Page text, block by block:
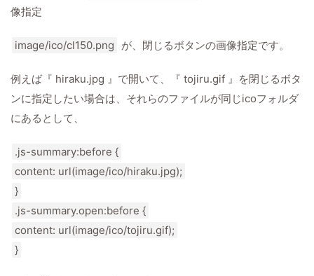
像指定
image/ico/cl150.png が、閉じるボタンの画像指定です。
例えば『 hiraku.jpg 』で開いて、『 tojiru.gif 』を閉じるボタ
ンに指定したい場合は、それらのファイルが同じicoフォルダ
にあるとして、
.js-summary:before {
content: url(image/ico/hiraku.jpg);
}
.js-summary.open:before {
content: url(image/ico/tojiru.gif);
}